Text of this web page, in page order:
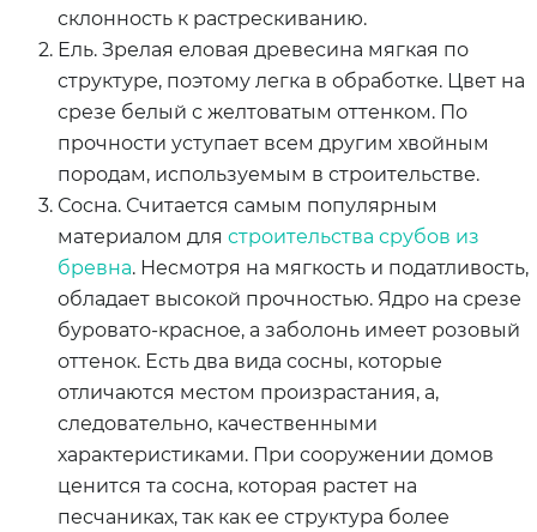
склонность к растрескиванию.
Ель. Зрелая еловая древесина мягкая по
структуре, поэтому легка в обработке. Цвет на
срезе белый с желтоватым оттенком. По
прочности уступает всем другим хвойным
породам, используемым в строительстве.
Сосна. Считается самым популярным
материалом для строительства срубов из
бревна. Несмотря на мягкость и податливость,
обладает высокой прочностью. Ядро на срезе
буровато-красное, а заболонь имеет розовый
оттенок. Есть два вида сосны, которые
отличаются местом произрастания, а,
следовательно, качественными
характеристиками. При сооружении домов
ценится та сосна, которая растет на
песчаниках, так как ее структура более